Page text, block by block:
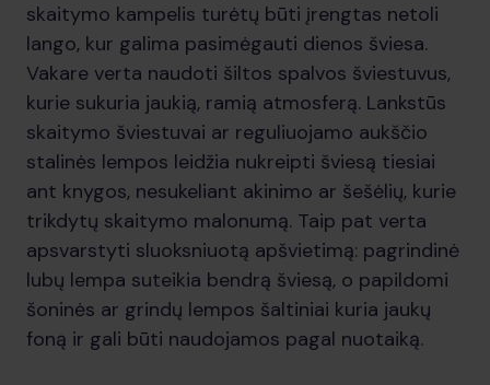
skaitymo kampelis turėtų būti įrengtas netoli
lango, kur galima pasimėgauti dienos šviesa.
Vakare verta naudoti šiltos spalvos šviestuvus,
kurie sukuria jaukią, ramią atmosferą. Lankstūs
skaitymo šviestuvai ar reguliuojamo aukščio
stalinės lempos leidžia nukreipti šviesą tiesiai
ant knygos, nesukeliant akinimo ar šešėlių, kurie
trikdytų skaitymo malonumą. Taip pat verta
apsvarstyti sluoksniuotą apšvietimą: pagrindinė
lubų lempa suteikia bendrą šviesą, o papildomi
šoninės ar grindų lempos šaltiniai kuria jaukų
foną ir gali būti naudojamos pagal nuotaiką.